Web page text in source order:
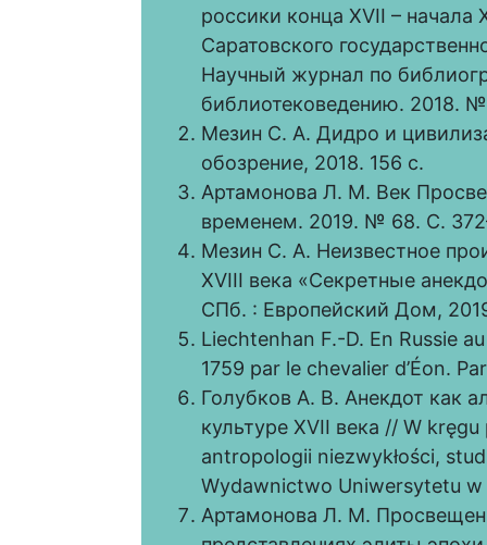
россики конца XVII – начала
Саратовского
Научный журнал по
библиотековедению. 2018. №
Мезин С. А. Дидро и
обозрение, 2018. 156 с.
Артамонова Л. М. Век
временем. 2019. № 68. С.
Мезин С. А. Неизвестное
XVIII века «Секретные
СПб. : Европейский Дом,
Liechtenhan F.-D. En Russie
1759 par le chevalier d’Éon.
Голубков А. В. Анекдот как
культуре XVII века // W
antropologii niezwykłości,
Wydawnictwo Uniwersytetu w
Артамонова Л. М.